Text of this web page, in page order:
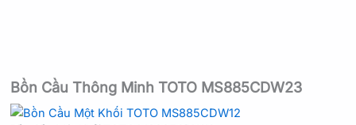
Bồn Cầu Thông Minh TOTO MS885CDW23